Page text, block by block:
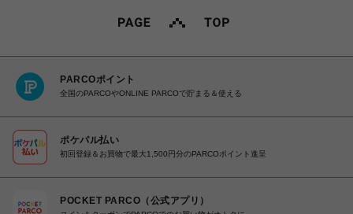
PARCOポイント
全国のPARCOやONLINE PARCOで貯まる＆使える
ポケパル払い
初回登録＆お買物で最大1,500円分のPARCOポイント進呈
POCKET PARCO（公式アプリ）